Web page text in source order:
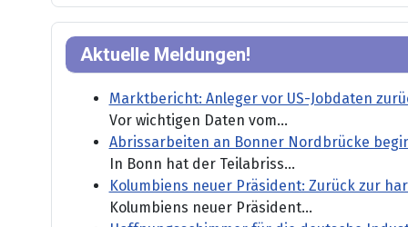
Aktuelle Meldungen!
Marktbericht: Anleger vor US-Jobdaten
Vor wichtigen Daten vom...
Abrissarbeiten an Bonner Nordbrücke
In Bonn hat der Teilabriss...
Kolumbiens neuer Präsident: Zurück zur
Kolumbiens neuer Präsident...